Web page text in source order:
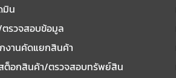
มิน
รวจสอบข้อมูล
งานคัดแยกสินค้า
ต็อกสินค้า/ตรวจสอบทรัพย์สิน